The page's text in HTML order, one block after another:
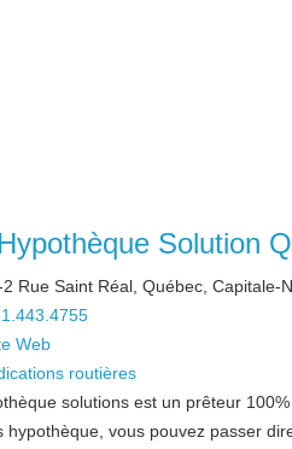
Solution
Rue Saint Réal, Québec, Capitale-
Web
routières
solutions est un prêteur
hypothèque, vous pouvez passer